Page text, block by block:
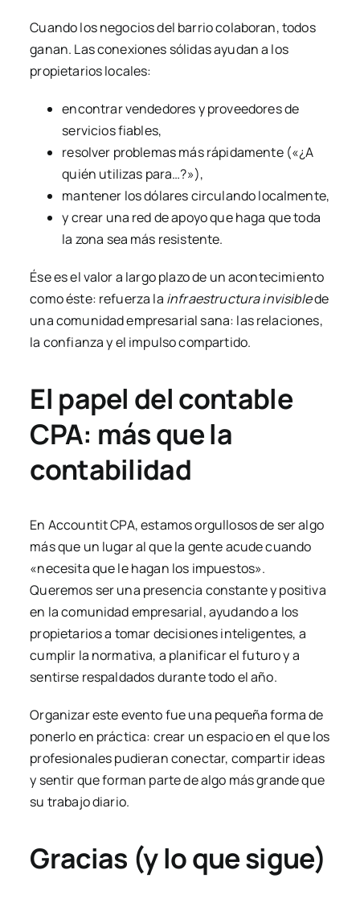
Cuando los negocios del barrio colaboran, todos
ganan. Las conexiones sólidas ayudan a los
propietarios locales:
encontrar vendedores y proveedores de
servicios fiables,
resolver problemas más rápidamente («¿A
quién utilizas para…?»),
mantener los dólares circulando localmente,
y crear una red de apoyo que haga que toda
la zona sea más resistente.
Ése es el valor a largo plazo de un acontecimiento
como éste: refuerza la infraestructura invisiblede
una comunidad empresarial sana: las relaciones,
la confianza y el impulso compartido.
El papel del contable
CPA: más que la
contabilidad
En Accountit CPA, estamos orgullosos de ser algo
más que un lugar al que la gente acude cuando
«necesita que le hagan los impuestos».
Queremos ser una presencia constante y positiva
en la comunidad empresarial, ayudando a los
propietarios a tomar decisiones inteligentes, a
cumplir la normativa, a planificar el futuro y a
sentirse respaldados durante todo el año.
Organizar este evento fue una pequeña forma de
ponerlo en práctica: crear un espacio en el que los
profesionales pudieran conectar, compartir ideas
y sentir que forman parte de algo más grande que
su trabajo diario.
Gracias (y lo que sigue)